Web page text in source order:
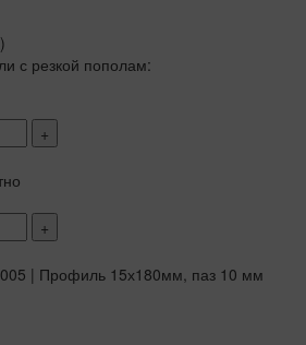
с резкой пополам:
+
+